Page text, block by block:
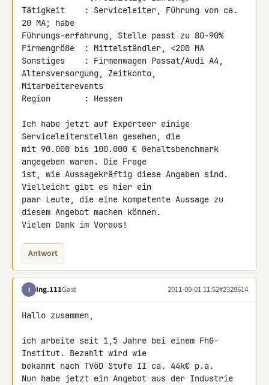
Tätigkeit    : Serviceleiter, Führung von ca.
20 MA; habe
Führungs-erfahrung, Stelle passt zu 80-90%
Firmengröße  : Mittelständler, <200 MA
Sonstiges    : Firmenwagen Passat/Audi A4,
Altersversorgung, Zeitkonto,
Mitarbeiterevents
Region       : Hessen
Ich habe jetzt auf Experteer einige
Serviceleiterstellen gesehen, die
mit 90.000 bis 100.000 € Gehaltsbenchmark
angegeben waren. Die Frage
ist, wie Aussagekräftig diese Angaben sind.
Vielleicht gibt es hier ein
paar Leute, die eine kompetente Aussage zu
diesem Angebot machen können.
Vielen Dank im Voraus!
Antwort
I Ing.111Gast 2011-09-01 11:52#2328614
Hallo zusammen,
ich arbeite seit 1,5 Jahre bei einem FhG-
Institut. Bezahlt wird wie
bekannt nach TVöD Stufe II ca. 44k€ p.a.
Nun habe jetzt ein Angebot aus der Industrie